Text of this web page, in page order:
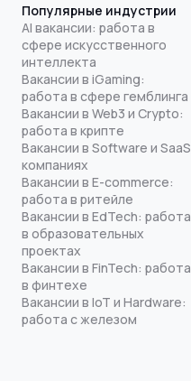
Популярные индустрии
AI вакансии: работа в
сфере искусственного
интеллекта
Вакансии в iGaming:
работа в сфере гемблинга
Вакансии в Web3 и Crypto:
работа в крипте
Вакансии в Software и SaaS
компаниях
Вакансии в E-commerce:
работа в ритейле
Вакансии в EdTech: работа
в образовательных
проектах
Вакансии в FinTech: работа
в финтехе
Вакансии в IoT и Hardware:
работа с железом